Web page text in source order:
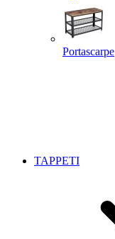
Portascarpe
TAPPETI